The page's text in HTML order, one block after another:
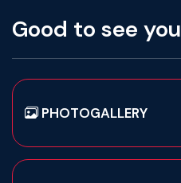
Good to see you
PHOTOGALLERY